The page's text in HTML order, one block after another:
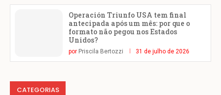
Operación Triunfo USA tem final
antecipada após um mês: por que o
formato não pegou nos Estados
Unidos?
por Priscila Bertozzi 31 de julho de 2026
CATEGORIAS